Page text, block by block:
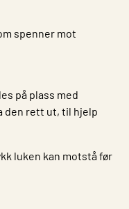
spenner mot
på plass med
den rett ut, til hjelp
luken kan motstå før